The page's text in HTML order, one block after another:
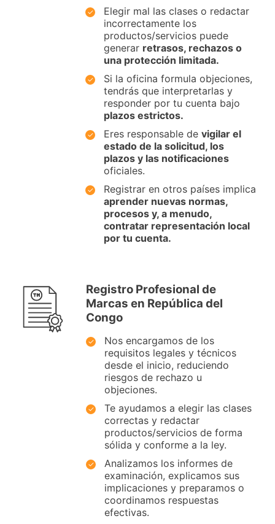
Elegir mal las clases o redactar
incorrectamente los
productos/servicios puede
generar retrasos, rechazos o
una protección limitada.
Si la oficina formula objeciones,
tendrás que interpretarlas y
responder por tu cuenta bajo
plazos estrictos.
Eres responsable de vigilar el
estado de la solicitud, los
plazos y las notificaciones
oficiales.
Registrar en otros países implica
aprender nuevas normas,
procesos y, a menudo,
contratar representación local
por tu cuenta.
Registro Profesional de
Marcas en República del
Congo
Nos encargamos de los
requisitos legales y técnicos
desde el inicio, reduciendo
riesgos de rechazo u
objeciones.
Te ayudamos a elegir las clases
correctas y redactar
productos/servicios de forma
sólida y conforme a la ley.
Analizamos los informes de
examinación, explicamos sus
implicaciones y preparamos o
coordinamos respuestas
efectivas.